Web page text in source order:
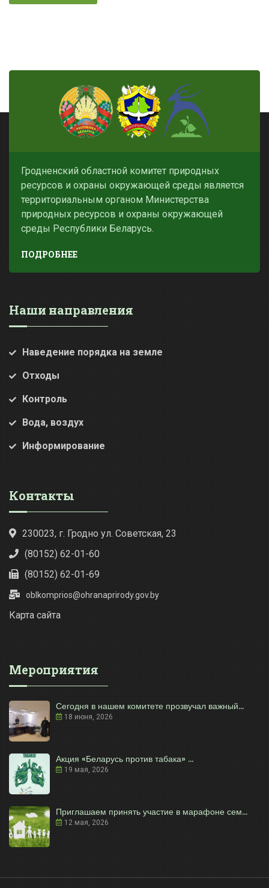
Гродненский областной комитет природных
ресурсов и охраны окружающей среды является
территориальным органом Министерства
природных ресурсов и охраны окружающей
среды Республики Беларусь.
ПОДРОБНЕЕ
Наши направления
Наведение порядка на земле
Отходы
Контроль
Вода, воздух
Информирование
Контакты
230023, г. Гродно ул. Советская, 23
(80152) 62-01-60
(80152) 62-01-69
oblkomprios@ohranaprirody.gov.by
Карта сайта
Мероприятия
Сегодня в нашем комитете прозвучал важный...
18 июня, 2026
Акция «Беларусь против табака» ...
19 мая, 2026
Приглашаем принять участие в марафоне сем...
12 мая, 2026